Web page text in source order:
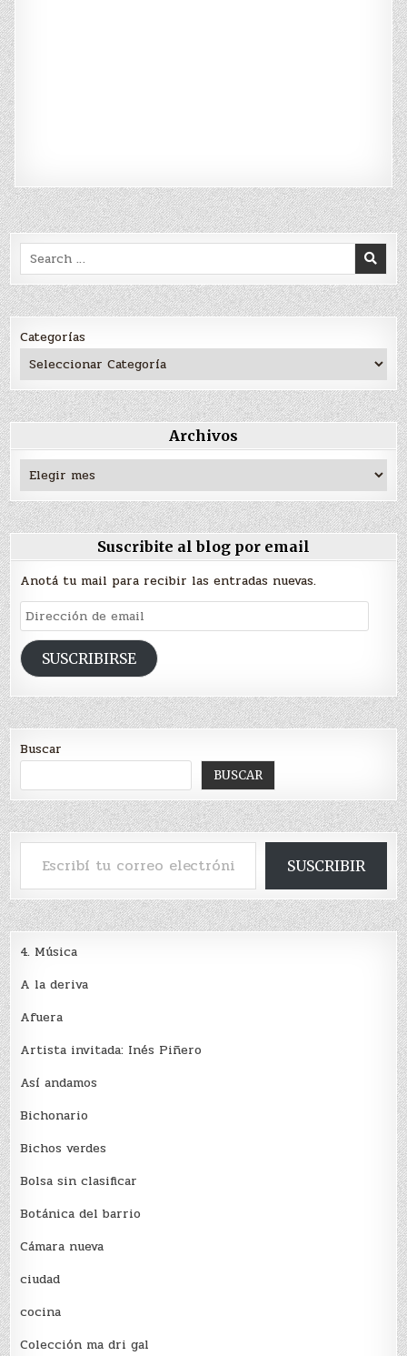
Search
for:
Categorías
Archivos
Archivos
Suscribite al blog por email
Anotá tu mail para recibir las entradas nuevas.
Dirección
de
emailSUSCRIBIRSE
Buscar
BUSCAR
Escribí tu correo electrónico…
SUSCRIBIR
4. Música
A la deriva
Afuera
Artista invitada: Inés Piñero
Así andamos
Bichonario
Bichos verdes
Bolsa sin clasificar
Botánica del barrio
Cámara nueva
ciudad
cocina
Colección ma dri gal